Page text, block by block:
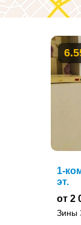
1-
эт.
от 2
Зины